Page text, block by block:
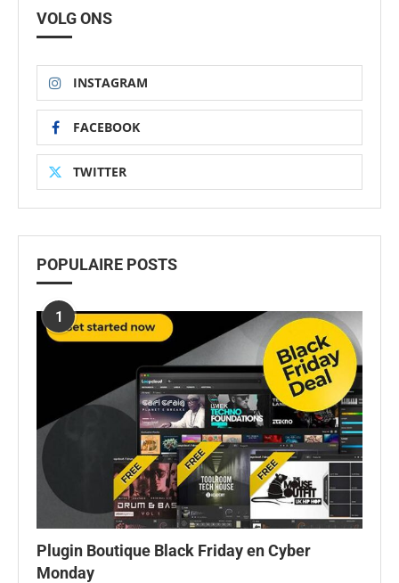
VOLG ONS
INSTAGRAM
FACEBOOK
TWITTER
POPULAIRE POSTS
1
Plugin Boutique Black Friday en Cyber
Monday